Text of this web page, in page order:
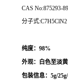
CAS No:875293-
分子式:C7H5ClN2
纯度：98%
外观：白色至淡
包装信息：5g/